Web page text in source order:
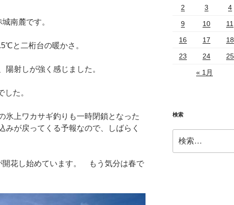
南麓です。
と二桁台の暖かさ。
陽射しが強く感じました。
た。
氷上ワカサギ釣りも一時閉鎖となった
が戻ってくる予報なので、しばらく
開花し始めています。 もう気分は春で
2 3 4
9 10 11
16 17 18
23 24 25
« 1月
検索
索: